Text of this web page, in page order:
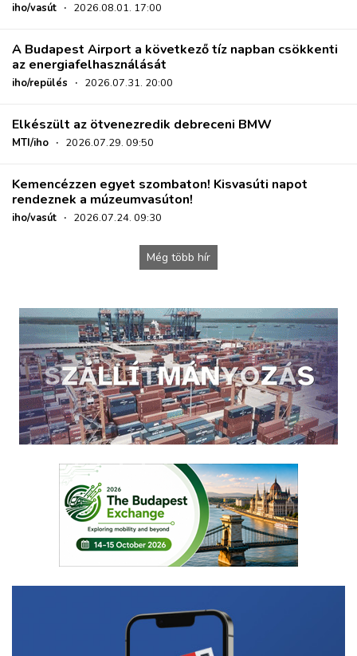
iho/vasút · 2026.08.01. 17:00
A Budapest Airport a következő tíz napban csökkenti
az energiafelhasználását
iho/repülés · 2026.07.31. 20:00
Elkészült az ötvenezredik debreceni BMW
MTI/iho · 2026.07.29. 09:50
Kemencézzen egyet szombaton! Kisvasúti napot
rendeznek a múzeumvasúton!
iho/vasút · 2026.07.24. 09:30
Még több hír